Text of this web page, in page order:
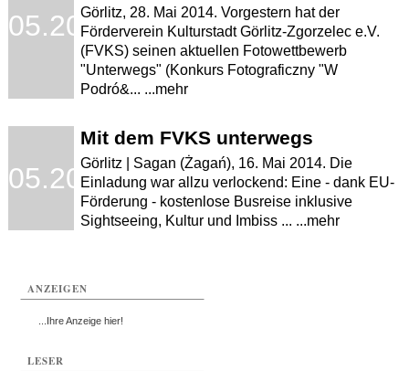
Görlitz, 28. Mai 2014. Vorgestern hat der
Förderverein Kulturstadt Görlitz-Zgorzelec e.V.
(FVKS) seinen aktuellen Fotowettbewerb
"Unterwegs" (Konkurs Fotograficzny "W
Podró&... ...mehr
Mit dem FVKS unterwegs
Görlitz | Sagan (Żagań), 16. Mai 2014. Die
Einladung war allzu verlockend: Eine - dank EU-
Förderung - kostenlose Busreise inklusive
Sightseeing, Kultur und Imbiss ... ...mehr
ANZEIGEN
...Ihre Anzeige hier!
LESER